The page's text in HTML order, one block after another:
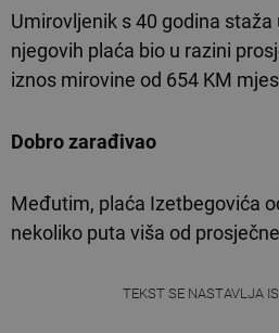
Umirovljenik s 40 godina
njegovih plaća bio u razini
iznos mirovine od 654 KM
Dobro zarađivao
Međutim, plaća Izetbegovića
nekoliko puta viša od
TEKST SE NASTAVLJA